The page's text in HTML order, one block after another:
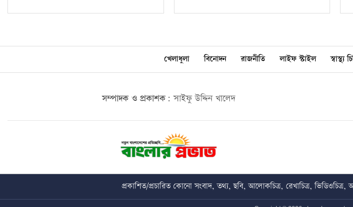
খেলাধুলা বিনোদন রাজনীতি লাইফ স্টাইল স্বাস্থ্য
সম্পাদক ও প্রকাশক: সাইফু উদ্দিন খালেদ
প্রকাশিত/প্রচারিত কোনো সংবাদ, তথ্য, ছবি, আলোকচিত্র, রেখাচিত্র,